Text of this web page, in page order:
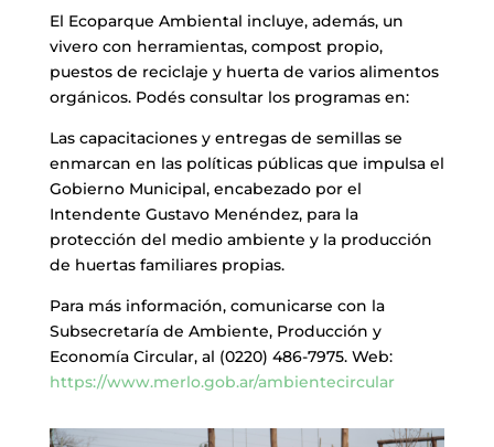
El Ecoparque Ambiental incluye, además, un
vivero con herramientas, compost propio,
puestos de reciclaje y huerta de varios alimentos
orgánicos. Podés consultar los programas en:
Las capacitaciones y entregas de semillas se
enmarcan en las políticas públicas que impulsa el
Gobierno Municipal, encabezado por el
Intendente Gustavo Menéndez, para la
protección del medio ambiente y la producción
de huertas familiares propias.
Para más información, comunicarse con la
Subsecretaría de Ambiente, Producción y
Economía Circular, al (0220) 486-7975. Web:
https://www.merlo.gob.ar/ambientecircular